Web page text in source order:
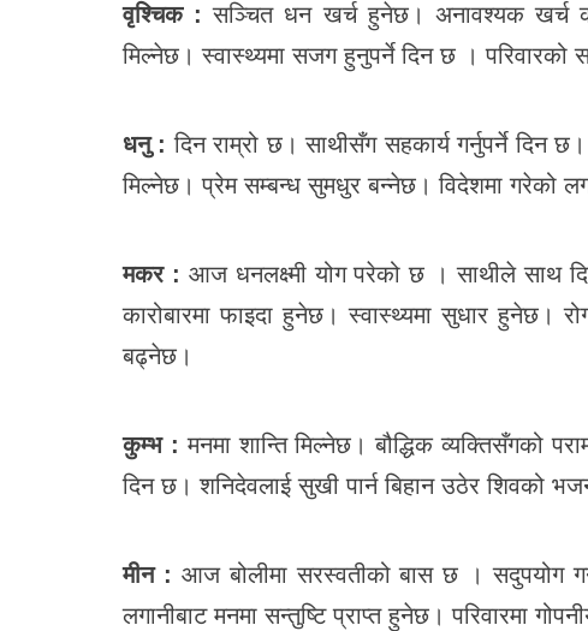
वृश्चिक : सञ्चित धन खर्च हुनेछ। अनावश्यक खर्च
मिल्नेछ। स्वास्थ्यमा सजग हुनुपर्ने दिन छ । परिवारको
धनु : दिन राम्रो छ। साथीसँग सहकार्य गर्नुपर्ने दिन
मिल्नेछ। प्रेम सम्बन्ध सुमधुर बन्नेछ। विदेशमा गरेको
मकर : आज धनलक्ष्मी योग परेको छ । साथीले साथ
कारोबारमा फाइदा हुनेछ। स्वास्थ्यमा सुधार हुनेछ।
बढ्नेछ।
कुम्भ : मनमा शान्ति मिल्नेछ। बौद्धिक व्यक्तिसँगको
दिन छ। शनिदेवलाई सुखी पार्न बिहान उठेर शिवको
मीन : आज बोलीमा सरस्वतीको बास छ । सदुपयोग
लगानीबाट मनमा सन्तुष्टि प्राप्त हुनेछ। परिवारमा